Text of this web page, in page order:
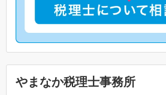
やまなか税理士事務所